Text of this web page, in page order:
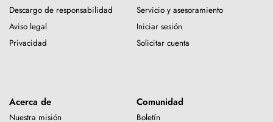
Descargo de responsabilidad
Aviso legal
Privacidad
Servicio y asesoramiento
Iniciar sesión
Solicitar cuenta
Acerca de
Nuestra misión
Comunidad
Boletín